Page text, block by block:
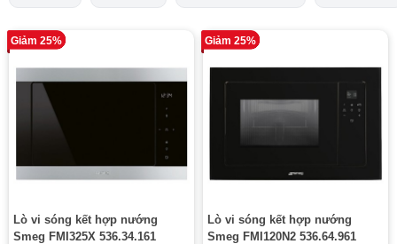
Giảm 25%
Lò vi sóng kết hợp nướng
Smeg FMI325X 536.34.161
Giảm 25%
Lò vi sóng kết hợp nướng
Smeg FMI120N2 536.64.961